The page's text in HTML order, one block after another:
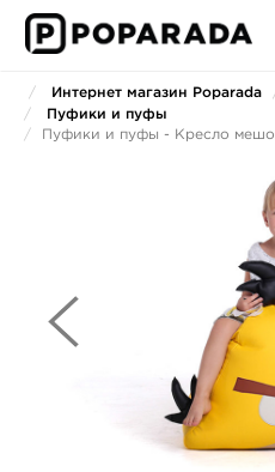
Интернет магазин Poparada
Пуфики и пуфы
Пуфики и пуфы - Кресло